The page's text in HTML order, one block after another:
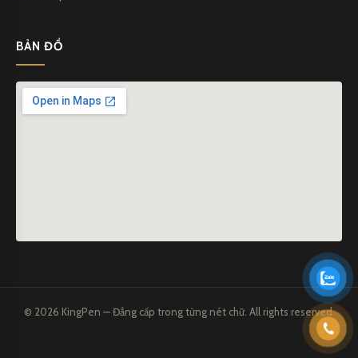
là một công ty hàng đầu chuyên cung cấp bút bi cao
cấp, mang đến cho khách hàng những trải nghiệm viết tuyệt vời
BẢN ĐỒ
© 2026 KingPen — Đẳng cấp trong từng nét chữ. All rights reserved.